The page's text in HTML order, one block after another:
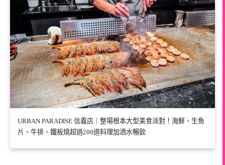
URBAN PARADISE 信義店｜整場根本大型美食派對！海鮮、生魚
片、牛排、鐵板燒超過200道料理加酒水暢飲